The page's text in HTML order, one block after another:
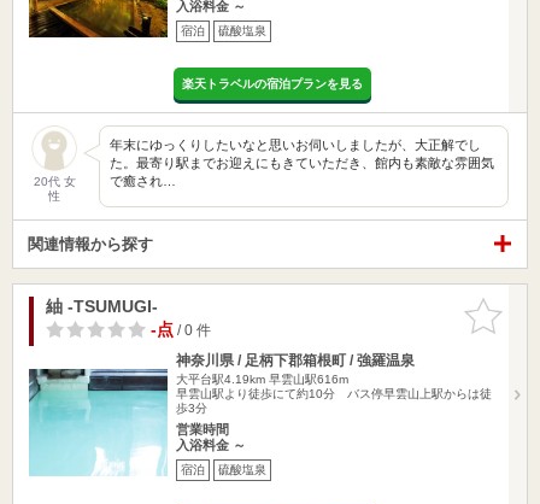
入浴料金 ～
宿泊 硫酸塩泉
楽天トラベルの宿泊プランを見る
20代 女
性
年末にゆっくりしたいなと思いお伺いしましたが、大正解でし
た。最寄り駅までお迎えにもきていただき、館内も素敵な雰囲気
で癒され…
関連情報から探す
お気に入
りに追加
紬 -TSUMUGI-
-点/ 0 件
神奈川県 / 足柄下郡箱根町 / 強羅温泉
大平台駅4.19km 早雲山駅616m
早雲山駅より徒歩にて約10分 バス停早雲山上駅からは徒
歩3分
営業時間
入浴料金 ～
宿泊 硫酸塩泉